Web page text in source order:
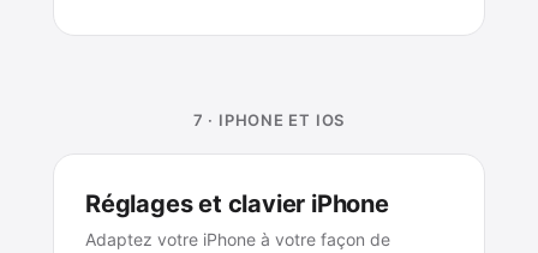
7 · IPHONE ET IOS
Réglages et clavier iPhone
Adaptez votre iPhone à votre façon de